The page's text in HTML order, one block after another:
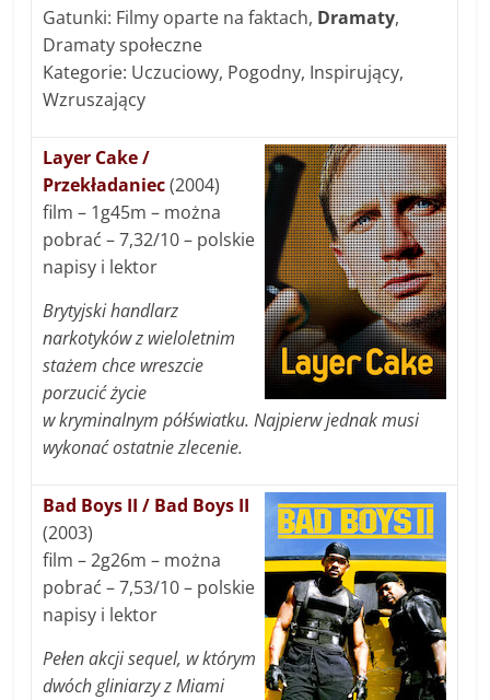
Gatunki: Filmy oparte na faktach, Dramaty,
Dramaty społeczne
Kategorie: Uczuciowy, Pogodny, Inspirujący,
Wzruszający
Layer Cake /
Przekładaniec(2004)
film – 1g45m – można
pobrać – 7,32/10 – polskie
napisy i lektor
Brytyjski handlarz
narkotyków z wieloletnim
stażem chce wreszcie
porzucić życie
w kryminalnym półświatku. Najpierw jednak musi
wykonać ostatnie zlecenie.
Bad Boys II / Bad Boys II
(2003)
film – 2g26m – można
pobrać – 7,53/10 – polskie
napisy i lektor
Pełen akcji sequel, w którym
dwóch gliniarzy z Miami